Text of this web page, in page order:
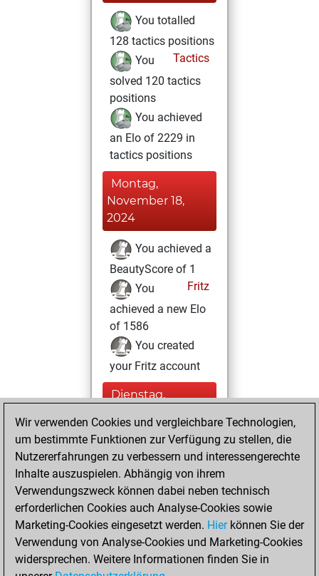
You totalled
128 tactics positions
Tactics
You
solved 120 tactics
positions
You achieved
an Elo of 2229 in
tactics positions
Montag,
November 18,
2024
You achieved a
BeautyScore of 1
Fritz
You
achieved a new Elo
of 1586
You created
your Fritz account
Dienstag,
You played 5
blitz games
Play
You scored +0
=3 -2 in blitz
Mittwoch, Juli 10,
2024
Wir verwenden Cookies und vergleichbare Technologien,
um bestimmte Funktionen zur Verfügung zu stellen, die
Nutzererfahrungen zu verbessern und interessengerechte
Inhalte auszuspielen. Abhängig von ihrem
Verwendungszweck können dabei neben technisch
erforderlichen Cookies auch Analyse-Cookies sowie
Marketing-Cookies eingesetzt werden. Hierkönnen Sie der
Verwendung von Analyse-Cookies und Marketing-Cookies
widersprechen. Weitere Informationen finden Sie in